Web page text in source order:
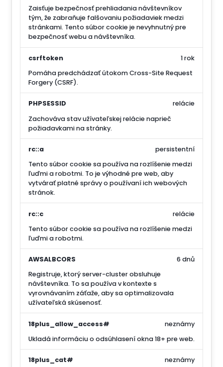
Zaisťuje bezpečnosť prehliadania návštevníkov
tým, že zabraňuje falšovaniu požiadaviek medzi
stránkami. Tento súbor cookie je nevyhnutný pre
bezpečnosť webu a návštevníka.
csrftoken
Pomáha predchádzať útokom Cross-Site Request
Forgery (CSRF).
1 rok
PHPSESSID
Zachováva stav užívateľskej relácie naprieč
požiadavkami na stránky.
relácie
rc::a
Tento súbor cookie sa používa na rozlíšenie medzi
ľuďmi a robotmi. To je výhodné pre web, aby
vytvárať platné správy o používaní ich webových
stránok.
persistentní
rc::c
Tento súbor cookie sa používa na rozlíšenie medzi
ľuďmi a robotmi.
relácie
AWSALBCORS
Registruje, ktorý server-cluster obsluhuje
návštevníka. To sa používa v kontexte s
vyrovnávaním záťaže, aby sa optimalizovala
užívateľská skúsenosť.
6 dnů
18plus_allow_access#
Ukladá informáciu o odsúhlasení okna 18+ pre web.
neznámy
18plus_cat#
neznámy